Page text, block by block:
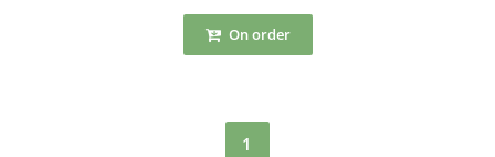
On order
1